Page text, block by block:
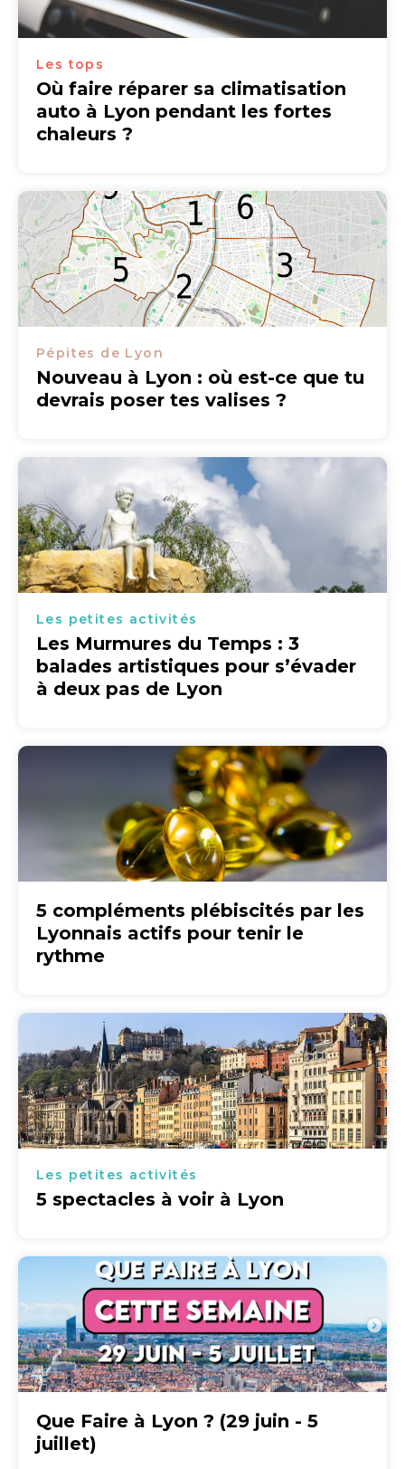
Les tops
Où faire réparer sa climatisation
auto à Lyon pendant les fortes
chaleurs ?
Pépites de Lyon
Nouveau à Lyon : où est-ce que tu
devrais poser tes valises ?
Les petites activités
Les Murmures du Temps : 3
balades artistiques pour s’évader
à deux pas de Lyon
5 compléments plébiscités par les
Lyonnais actifs pour tenir le
rythme
Les petites activités
5 spectacles à voir à Lyon
Que Faire à Lyon ? (29 juin - 5
juillet)